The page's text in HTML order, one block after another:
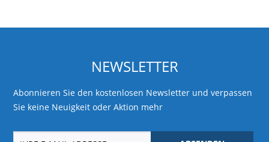
NEWSLETTER
Abonnieren Sie den kostenlosen Newsletter und verpassen
Sie keine Neuigkeit oder Aktion mehr